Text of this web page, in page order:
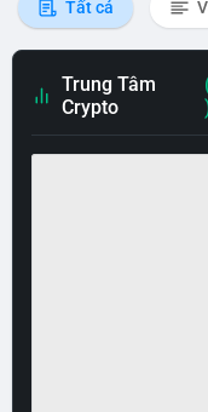
Tất cả
Trung Tâm
Crypto